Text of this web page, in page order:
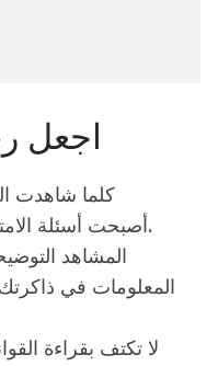
اجعل
كلما شاهدت
أصبحت أسئلة الامتحان أسهل في الحفظ والفهم.
المشاهد
المعلومات في ذاكرتك
لا تكتف بقراءة